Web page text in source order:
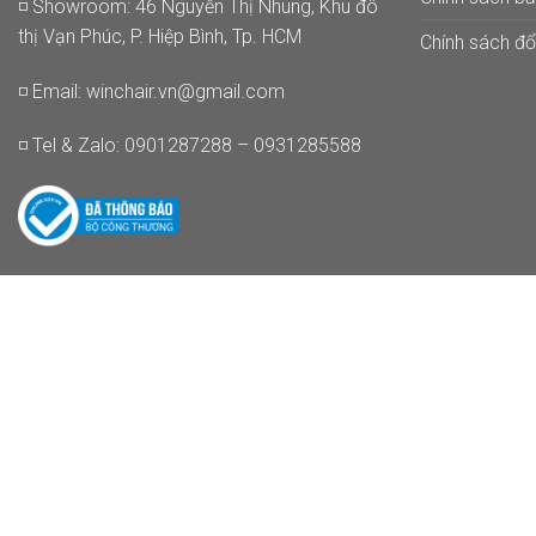
◽ Showroom: 46 Nguyễn Thị Nhung, Khu đô
thị Vạn Phúc, P. Hiệp Bình, Tp. HCM
◽ Email: winchair.vn@gmail.com
◽ Tel & Zalo: 0901287288 – 0931285588
Chính sách